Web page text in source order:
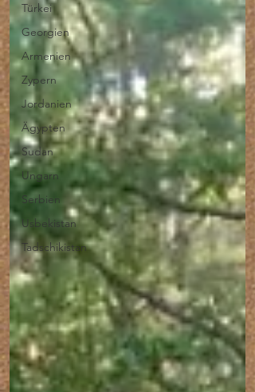
Türkei
Georgien
Armenien
Zypern
Jordanien
Ägypten
Sudan
Ungarn
Serbien
Usbekistan
Tadschikistan